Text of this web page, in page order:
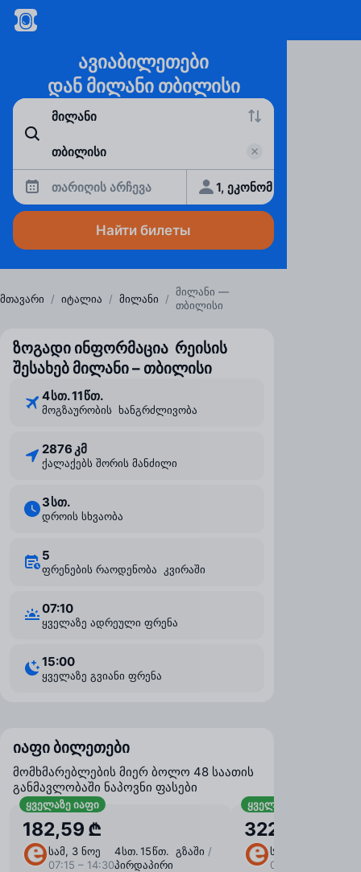
ავიაბილეთები
დან მილანი თბილისი
თარიღის არჩევა 1, ეკონომ
Найти билеты
მთავარი / იტალია / მილანი /
მილანი —
თბილისი
ზოგადი ინფორმაცია რეისის
შესახებ მილანი – თბილისი
4 ⁠სთ. 11 ⁠წთ.
მოგზაურობის ხანგრძლივობა
2876 კმ
ქალაქებს შორის მანძილი
3 ⁠სთ.
დროის სხვაობა
5
ფრენების რაოდენობა კვირაში
07:10
ყველაზე ადრეული ფრენა
15:00
ყველაზე გვიანი ფრენა
იაფი ბილეთები
მომხმარებლების მიერ ბოლო 48 საათის
განმავლობაში ნაპოვნი ფასები
ყველაზე იაფი
182,59 ₾
სამ, 3 ნოე
07:15 – 14:30
4 ⁠სთ. 15 ⁠წთ. გზაში /
პირდაპირი
ყველაზე იაფი
322,02 ₾
სამ, 3 ნოე
07:15 – 14:30